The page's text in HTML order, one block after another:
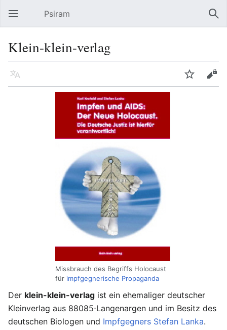
Hauptmenü öffnen Psiram
Klein-klein-verlag
Sprache Beobachten Bearbeiten
Missbrauch des Begriffs Holocaust
für impfgegnerische Propaganda
Der klein-klein-verlag ist ein ehemaliger deutscher
Kleinverlag aus 88085⋅Langenargen und im Besitz des
deutschen Biologen und Impfgegners Stefan Lanka.